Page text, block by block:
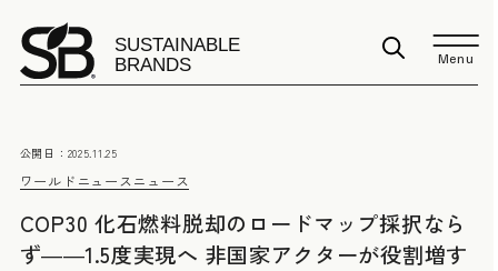
Menu
ワールドニュースニュース
公開日： 2025.11.25
COP30 化石燃料脱却のロードマップ採択なら
ず――1.5度実現へ 非国家アクターが役割増す